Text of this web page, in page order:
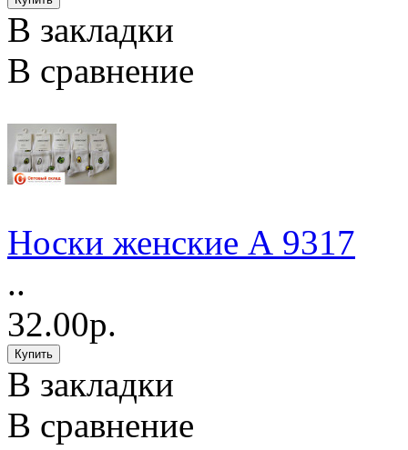
В закладки
В сравнение
Носки женские А 9317
..
32.00р.
В закладки
В сравнение